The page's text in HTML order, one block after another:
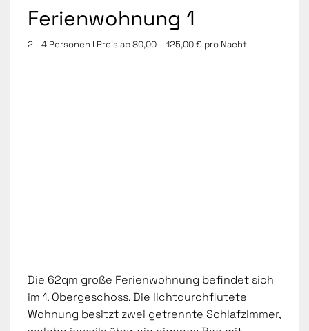
Ferienwohnung 1
2 - 4 Personen I Preis ab 80,00 – 125,00 € pro Nacht
Die 62qm große Ferienwohnung befindet sich
im 1. Obergeschoss. Die lichtdurchflutete
Wohnung besitzt zwei getrennte Schlafzimmer,